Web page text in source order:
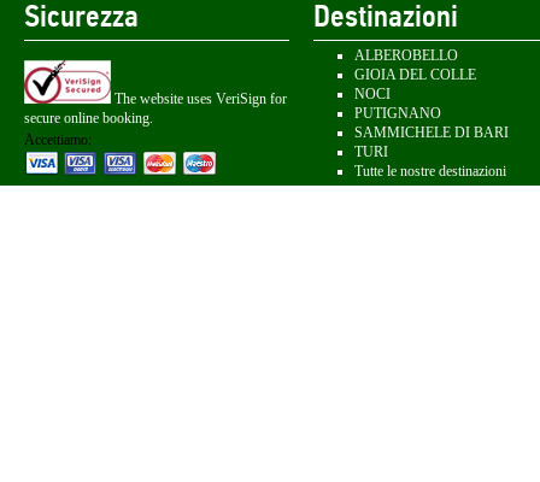
Sicurezza
The website uses VeriSign for
secure online booking.
Accettiamo:
Destinazioni
ALBEROBELLO
GIOIA DEL COLLE
NOCI
PUTIGNANO
SAMMICHELE DI BARI
TURI
Tutte le nostre destinazioni